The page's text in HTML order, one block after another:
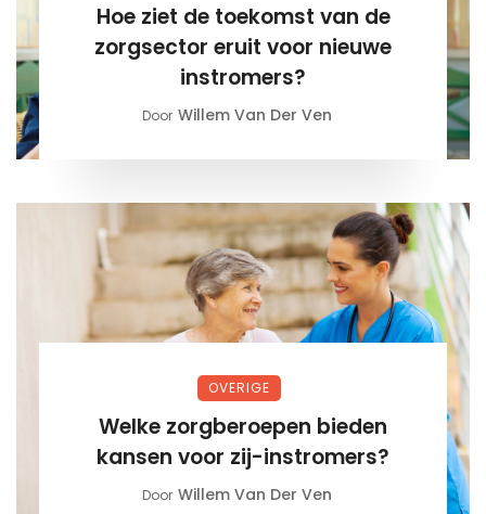
Hoe ziet de toekomst van de
zorgsector eruit voor nieuwe
instromers?
Door Willem Van Der Ven
OVERIGE
Welke zorgberoepen bieden
kansen voor zij-instromers?
Door Willem Van Der Ven